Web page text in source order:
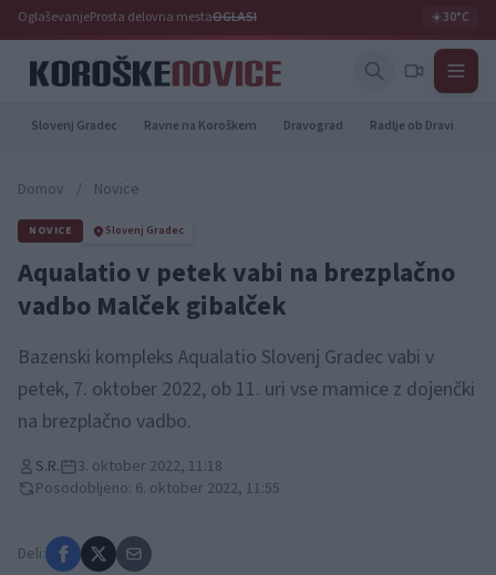
OglaševanjeProsta delovna mestaOGLASI ☀️30°C
Slovenj Gradec Ravne na Koroškem Dravograd Radlje ob Dravi
Domov / Novice
NOVICE Slovenj Gradec
Aqualatio v petek vabi na brezplačno
vadbo Malček gibalček
Bazenski kompleks Aqualatio Slovenj Gradec vabi v
petek, 7. oktober 2022, ob 11. uri vse mamice z dojenčki
na brezplačno vadbo.
S.R.
3. oktober 2022, 11:18
Posodobljeno: 6. oktober 2022, 11:55
Deli: